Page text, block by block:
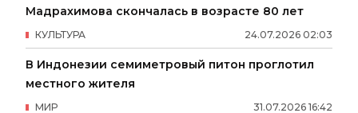
Мадрахимова скончалась в возрасте 80 лет
24.07.2026 02:03
КУЛЬТУРА
В Индонезии семиметровый питон проглотил
местного жителя
31.07.2026 16:42
МИР